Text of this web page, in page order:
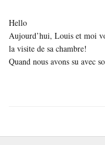
Hello
Aujourd’hui, Louis et moi
la visite de sa chambre!
Quand nous avons su avec